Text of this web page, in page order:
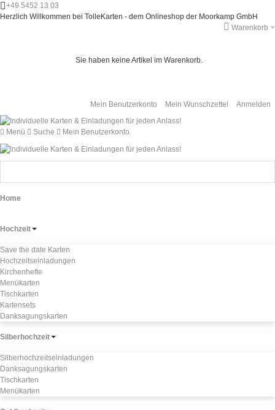
+49 5452 13 03
Herzlich Willkommen bei TolleKarten - dem Onlineshop der Moorkamp GmbH
Warenkorb
Sie haben keine Artikel im Warenkorb.
Mein Benutzerkonto Mein Wunschzettel Anmelden
Menü Suche Mein Benutzerkonto
Home
Hochzeit
Save the date Karten
Hochzeitseinladungen
Kirchenhefte
Menükarten
Tischkarten
Kartensets
Danksagungskarten
Silberhochzeit
Silberhochzeitseinladungen
Danksagungskarten
Tischkarten
Menükarten